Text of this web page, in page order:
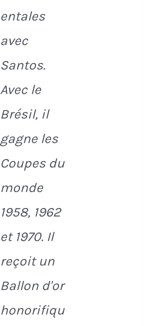
entales
avec
Santos.
Avec le
Brésil, il
gagne les
Coupes du
monde
1958, 1962
et 1970. Il
reçoit un
Ballon d'or
honorifiqu